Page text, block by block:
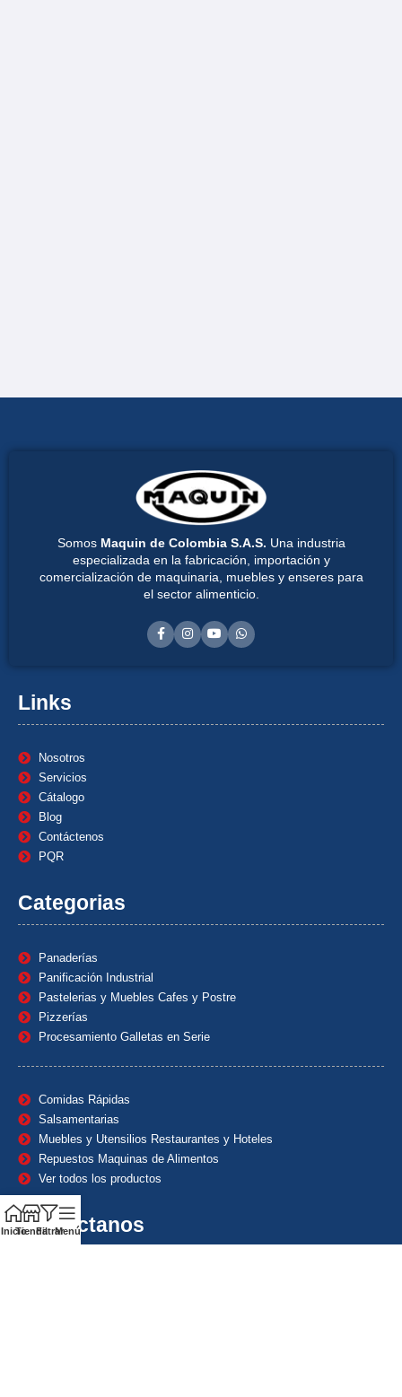
Somos Maquin de Colombia S.A.S. Una industria
especializada en la fabricación, importación y
comercialización de maquinaria, muebles y enseres para
el sector alimenticio.
Links
Nosotros
Servicios
Cátalogo
Blog
Contáctenos
PQR
Categorias
Panaderías
Panificación Industrial
Pastelerias y Muebles Cafes y Postre
Pizzerías
Procesamiento Galletas en Serie
Comidas Rápidas
Salsamentarias
Muebles y Utensilios Restaurantes y Hoteles
Repuestos Maquinas de Alimentos
Ver todos los productos
Contáctanos
InicioTiendaFiltrarMenú